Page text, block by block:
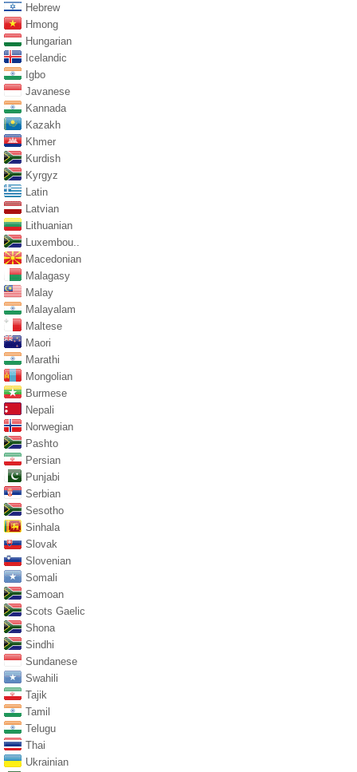
Hebrew
Hmong
Hungarian
Icelandic
Igbo
Javanese
Kannada
Kazakh
Khmer
Kurdish
Kyrgyz
Latin
Latvian
Lithuanian
Luxembou..
Macedonian
Malagasy
Malay
Malayalam
Maltese
Maori
Marathi
Mongolian
Burmese
Nepali
Norwegian
Pashto
Persian
Punjabi
Serbian
Sesotho
Sinhala
Slovak
Slovenian
Somali
Samoan
Scots Gaelic
Shona
Sindhi
Sundanese
Swahili
Tajik
Tamil
Telugu
Thai
Ukrainian